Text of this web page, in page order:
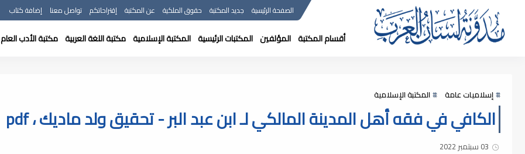
الصفحة الرئيسية جديد المكتبة حقوق الملكية عن المكتبة إقتراحاتكم تواصل معنا إضافة كتاب
أقسام المكتبة المؤلفين المكتبات الرئيسية المكتبة الإسلامية مكتبة اللغة العربية مكتبة الأدب العام
إسلاميات عامة المكتبة الإسلامية
الكافي في فقه أهل المدينة المالكي لـ ابن عبد البر - تحقيق ولد ماديك ، pdf
03 سبتمبر 2022